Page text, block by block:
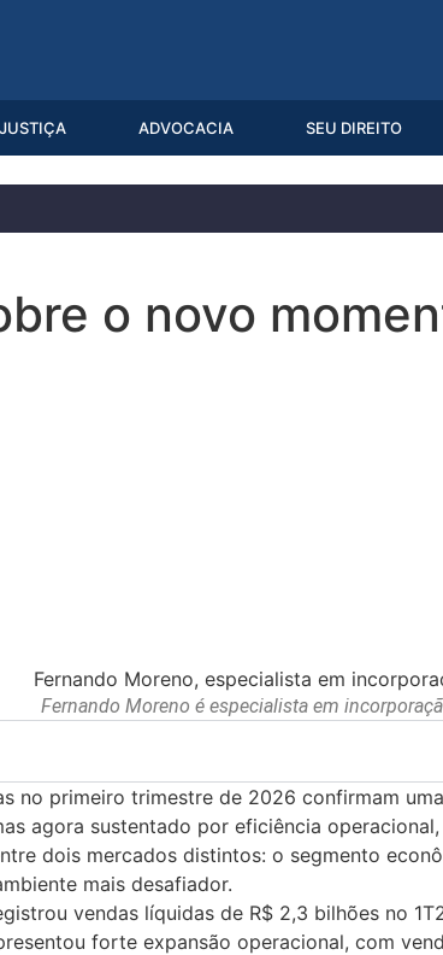
JUSTIÇA ADVOCACIA SEU DIREITO
o novo
Fernando Moreno é especialista em
no primeiro trimestre de 2026 confirmam
agora sustentado por eficiência
dois mercados distintos: o segmento
mais desafiador.
vendas líquidas de R$ 2,3 bilhões no
forte expansão operacional, com